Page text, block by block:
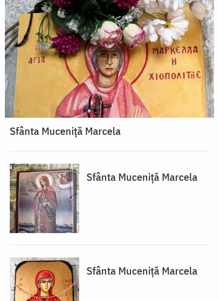
Sfânta Muceniță Marcela
Sfânta Muceniță Marcela
Sfânta Muceniță Marcela